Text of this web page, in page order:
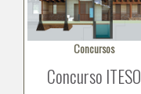
Concursos
Concurso ITESO